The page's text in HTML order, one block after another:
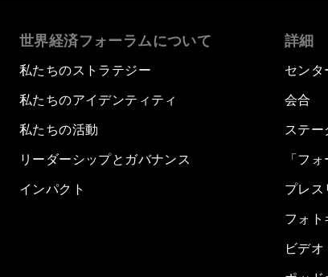
世界経済フォーラムについて
私たちのストラテジー
私たちのアイデンティティ
私たちの活動
リーダーシップとガバナンス
インパクト
詳細
センタ
会合
ステー
「フ
プレス
フォト
ビデオ